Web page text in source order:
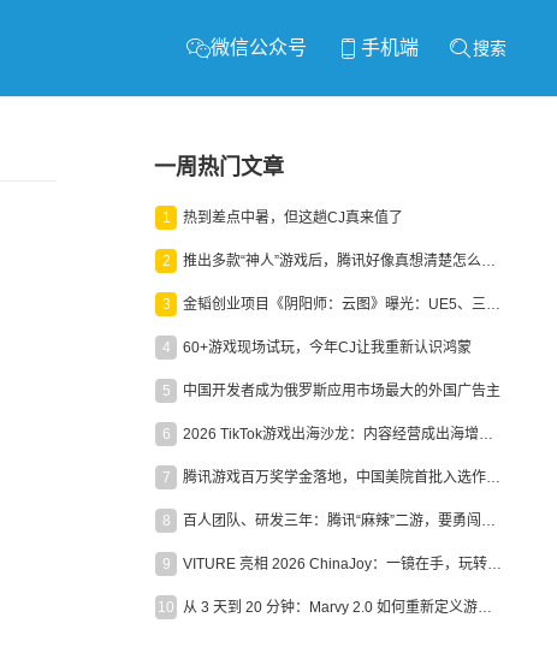
微信公众号 手机端 搜索
一周热门文章
1 热到差点中暑，但这趟CJ真来值了
2 推出多款“神人”游戏后，腾讯好像真想清楚怎么做二次元了
3 金韬创业项目《阴阳师：云图》曝光：UE5、三端互通、ARPG
4 60+游戏现场试玩，今年CJ让我重新认识鸿蒙
5 中国开发者成为俄罗斯应用市场最大的外国广告主
6 2026 TikTok游戏出海沙龙：内容经营成出海增长新引擎
7 腾讯游戏百万奖学金落地，中国美院首批入选作品获业内关注
8 百人团队、研发三年：腾讯“麻辣”二游，要勇闯男性恋爱市场
9 VITURE 亮相 2026 ChinaJoy：一镜在手，玩转全场！
10 从 3 天到 20 分钟：Marvy 2.0 如何重新定义游戏出海营销效率？